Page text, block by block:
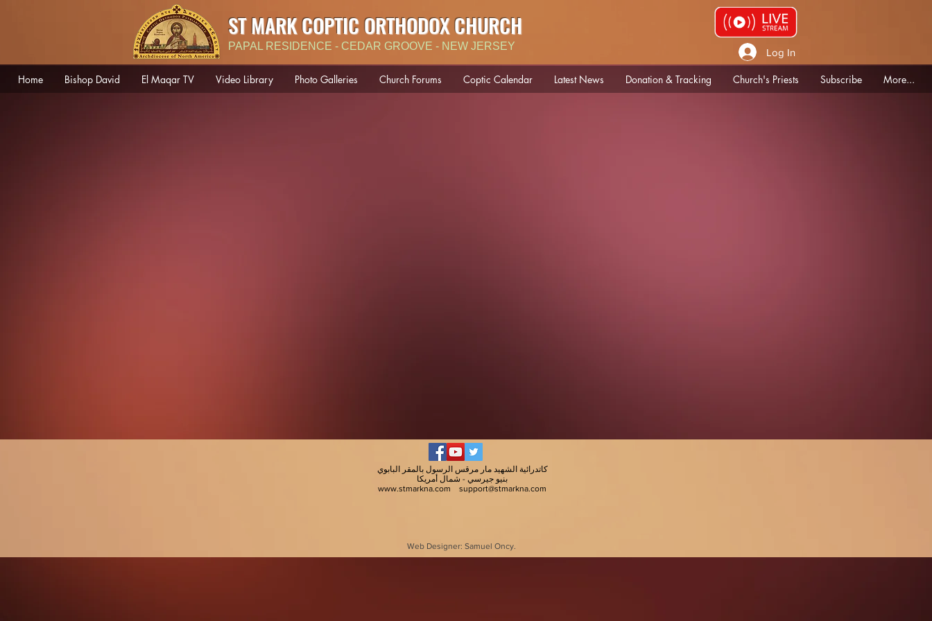
ST MARK COPTIC ORTHODOX CHURCH
PAPAL RESIDENCE - CEDAR GROOVE - NEW JERSEY Log In
Home Bishop David El Maqar TV Video Library Photo Galleries Church Forums Coptic Calendar Latest News Donation & Tracking Church's Priests Subscribe More...
كاتدرائية الشهيد مار مرقس الرسول بالمقر البابوي
بنيو جيرسي - شمال أمريكا
www.stmarkna.com
support@stmarkna.com
Web Designer: Samuel Oncy.